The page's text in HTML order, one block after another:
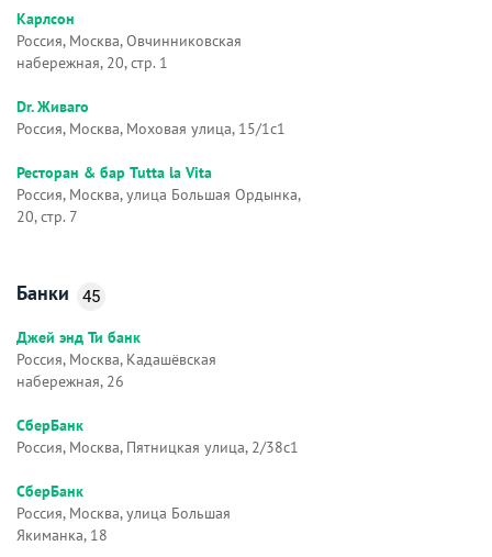
Карлсон
Россия, Москва, Овчинниковская
набережная, 20, стр. 1
Dr. Живаго
Россия, Москва, Моховая улица, 15/1с1
Ресторан & бар Tutta la Vita
Россия, Москва, улица Большая Ордынка,
20, стр. 7
Банки 45
Джей энд Ти банк
Россия, Москва, Кадашёвская
набережная, 26
СберБанк
Россия, Москва, Пятницкая улица, 2/38с1
СберБанк
Россия, Москва, улица Большая
Якиманка, 18